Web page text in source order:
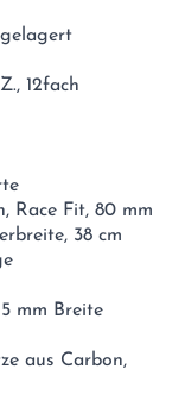
12fach
Race Fit, 80 mm
38 cm
mm Breite
aus Carbon,